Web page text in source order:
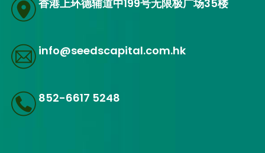
香港上环德辅道中199号无限极广场35楼
info@seedscapital.com.hk
852-6617 5248